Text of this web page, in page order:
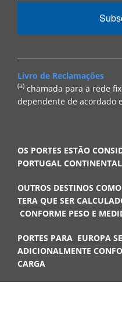
Livro de Reclamações
(a) chamada para a rede
dependente de acordado
OS PORTES ESTÃO
PORTUGAL
OUTROS DESTINOS
TERA QUE SER
CONFORME PESO E
PORTES PARA EUROPA
ADICIONALMENTE
CARGA